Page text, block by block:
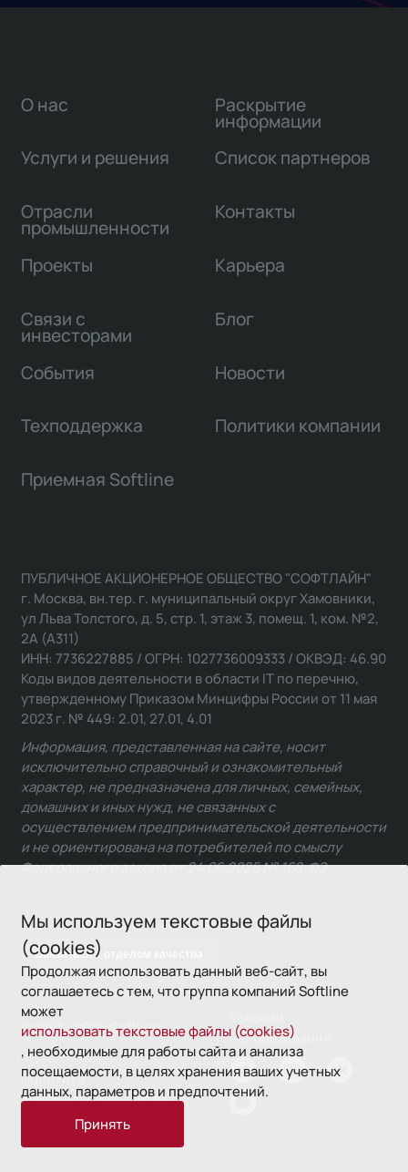
Мы используем текстовые файлы
(cookies)
Продолжая использовать данный веб-сайт, вы
соглашаетесь с тем, что группа компаний Softline
может
использовать текстовые файлы (cookies)
, необходимые для работы сайта и анализа
посещаемости, в целях хранения ваших учетных
данных, параметров и предпочтений.
Принять
О нас
Услуги и решения
Отрасли
промышленности
Проекты
Связи с
инвесторами
Раскрытие
информации
Список партнеров
Контакты
Карьера
Блог
События Новости
Техподдержка Политики компании
Приемная Softline
Связаться с отделом качества
ПУБЛИЧНОЕ АКЦИОНЕРНОЕ ОБЩЕСТВО "СОФТЛАЙН"
г. Москва, вн.тер. г. муниципальный округ Хамовники,
ул Льва Толстого, д. 5, стр. 1, этаж 3, помещ. 1, ком. №2,
2А (А311)
ИНН: 7736227885 / ОГРН: 1027736009333 / ОКВЭД: 46.90
Коды видов деятельности в области IT по перечню,
утвержденному Приказом Минцифры России от 11 мая
2023 г. № 449: 2.01, 27.01, 4.01
Информация, представленная на сайте, носит
исключительно справочный и ознакомительный
характер, не предназначена для личных, семейных,
домашних и иных нужд, не связанных с
осуществлением предпринимательской деятельности
и не ориентирована на потребителей по смыслу
Федерального закона от 24.06.2025 № 168-ФЗ.
© 1993—2026 Softline
использования
Политика
конфиденциальности